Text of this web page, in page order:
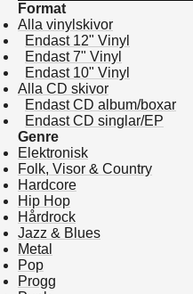
Format
Alla vinylskivor
Endast 12" Vinyl
Endast 7" Vinyl
Endast 10" Vinyl
Alla CD skivor
Endast CD album/boxar
Endast CD singlar/EP
Genre
Elektronisk
Folk, Visor & Country
Hardcore
Hip Hop
Hårdrock
Jazz & Blues
Metal
Pop
Progg